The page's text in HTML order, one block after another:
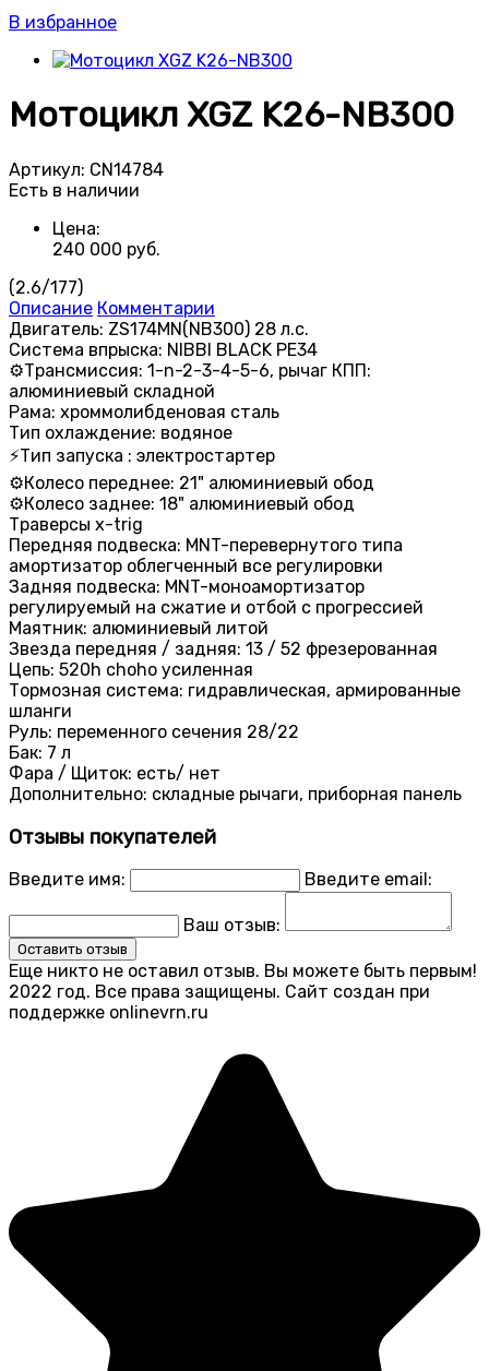
В избранное
Мотоцикл XGZ K26-NB300
Артикул: CN14784
Есть в наличии
Цена:
240 000 руб.
(2.6/177)
Описание Комментарии
Двигатель: ZS174MN(NB300) 28 л.с.
Система впрыска: NIBBI BLACK PE34
⚙️Трансмиссия: 1-n-2-3-4-5-6, рычаг КПП:
алюминиевый складной
Рама: хроммолибденовая сталь
Тип охлаждение: водяное
⚡Тип запуска : электростартер
⚙️Колесо переднее: 21" алюминиевый обод
⚙️Колесо заднее: 18" алюминиевый обод
Траверсы x-trig
Передняя подвеска: MNT-перевернутого типа
амортизатор облегченный все регулировки
Задняя подвеска: MNT-моноамортизатор
регулируемый на сжатие и отбой с прогрессией
Маятник: алюминиевый литой
Звезда передняя / задняя: 13 / 52 фрезерованная
Цепь: 520h choho усиленная
Тормозная система: гидравлическая, армированные
шланги
Руль: переменного сечения 28/22
Бак: 7 л
Фара / Щиток: есть/ нет
Дополнительно: складные рычаги, приборная панель
Отзывы покупателей
Введите имя: Введите email:
Ваш отзыв:
Оставить отзыв
Еще никто не оставил отзыв. Вы можете быть первым!
2022 год. Все права защищены. Сайт создан при
поддержке onlinevrn.ru